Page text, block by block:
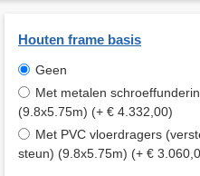
Houten frame basis
Geen
Met metalen
(9.8x5.75m) (+ € 4.332,00)
Met PVC vloerdragers
steun) (9.8x5.75m) (+ €